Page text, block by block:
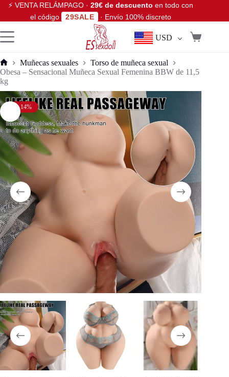
⚡ VENTA RELÁMPAGO ·29€ de descuento en todo con
el código
29SALE · Envío 100% discreto
USD
Muñecas sexuales
Torso de muñeca sexual
Obesa – Sensacional Muñeca Sexual Femenina BBW de 11,5
kg
- 14%